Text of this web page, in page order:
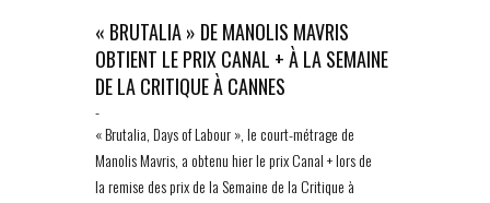
« BRUTALIA » DE MANOLIS MAVRIS
OBTIENT LE PRIX CANAL + À LA SEMAINE
DE LA CRITIQUE À CANNES
-
« Brutalia, Days of Labour », le court-métrage de
Manolis Mavris, a obtenu hier le prix Canal + lors de
la remise des prix de la Semaine de la Critique à